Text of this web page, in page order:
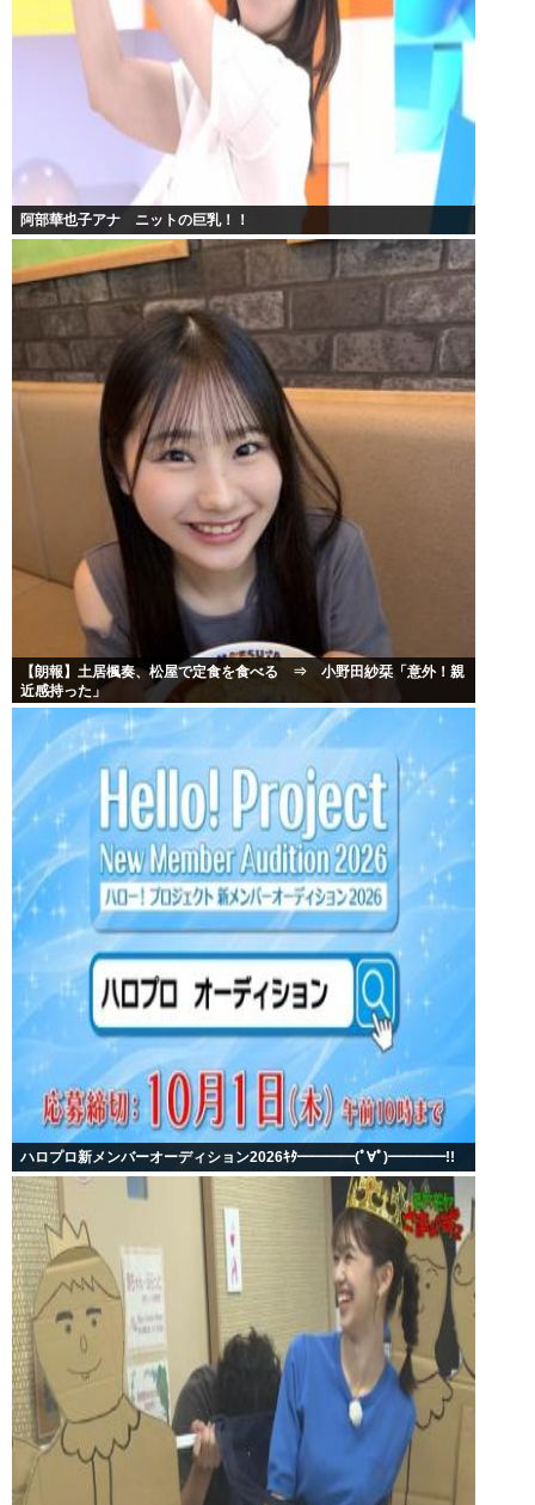
阿部華也子アナ ニットの巨乳！！
【朗報】土居楓奏、松屋で定食を食べる ⇒ 小野田紗栞「意外！親
近感持った」
ハロプロ新メンバーオーディション2026ｷﾀ━━━━(ﾟ∀ﾟ)━━━━!!